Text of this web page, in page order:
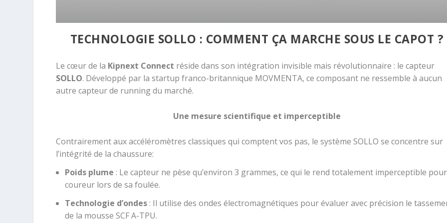
TECHNOLOGIE SOLLO : COMMENT ÇA MARCHE SOUS LE CAPOT ?
Le cœur de la Kipnext Connect réside dans son intégration invisible mais révolutionnaire : le capteur
SOLLO. Développé par la startup franco-britannique MOVMENTA, ce composant ne ressemble à aucun
autre capteur de running du marché.
Une mesure scientifique et imperceptible
Contrairement aux accéléromètres classiques qui comptent vos pas, le système SOLLO se concentre sur
l’intégrité de la chaussure:
Poids plume : Le capteur ne pèse qu’environ3 grammes, ce qui le rend totalement imperceptible
coureur lors de sa foulée.
Technologie d’ondes : Il utilise desondes électromagnétiques pour évaluer avec précision le
de la mousse SCF A-TPU.